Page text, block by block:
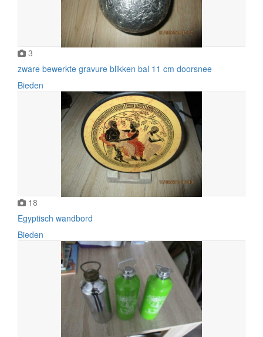
3
zware bewerkte gravure blikken bal 11 cm doorsnee
Bieden
18
Egyptisch wandbord
Bieden